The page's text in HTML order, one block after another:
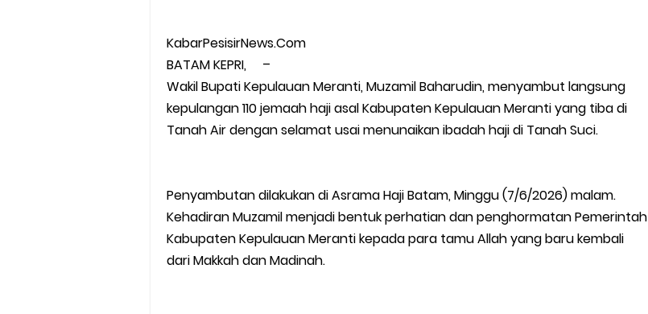
KabarPesisirNews.Com
BATAM KEPRI, –
Wakil Bupati Kepulauan Meranti, Muzamil Baharudin, menyambut langsung
kepulangan 110 jemaah haji asal Kabupaten Kepulauan Meranti yang tiba di
Tanah Air dengan selamat usai menunaikan ibadah haji di Tanah Suci.
Penyambutan dilakukan di Asrama Haji Batam, Minggu (7/6/2026) malam.
Kehadiran Muzamil menjadi bentuk perhatian dan penghormatan Pemerintah
Kabupaten Kepulauan Meranti kepada para tamu Allah yang baru kembali
dari Makkah dan Madinah.